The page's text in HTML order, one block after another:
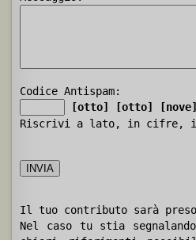
Codice Antispam:
[otto]
[otto] [nove]
Riscrivi a lato, in cifre, i
Il tuo contributo sarà preso
Nel caso tu stia